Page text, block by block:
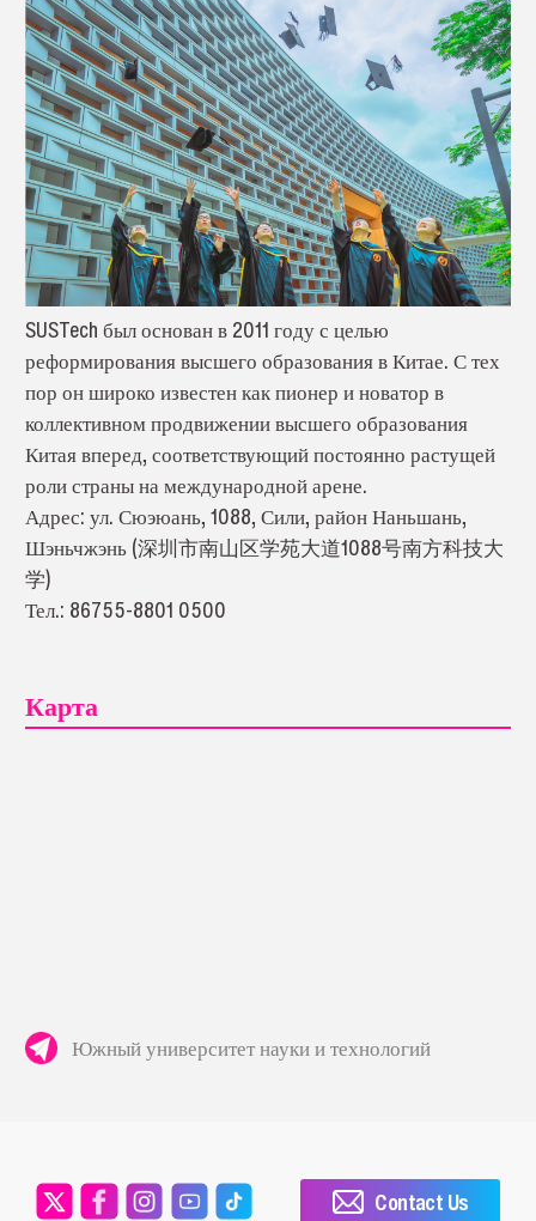
SUSTech был основан в 2011 году с целью
реформирования высшего образования в Китае. С тех
пор он широко известен как пионер и новатор в
коллективном продвижении высшего образования
Китая вперед, соответствующий постоянно растущей
роли страны на международной арене.
Адрес: ул. Сюэюань, 1088, Сили, район Наньшань,
Шэньчжэнь (深圳市南山区学苑大道1088号南方科技大
学)
Тел.: 86755-8801 0500
Карта
Южный университет науки и технологий
Contact Us